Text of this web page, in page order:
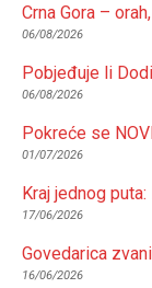
Crna Gora –
06/08/2026
Pobjeđuje li
06/08/2026
Pokreće se
01/07/2026
Kraj jednog
17/06/2026
Govedarica
16/06/2026